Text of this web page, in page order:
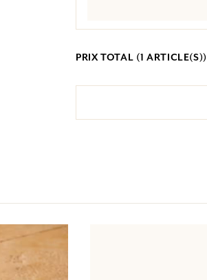
PRIX TOTAL (1 ARTICLE(S))